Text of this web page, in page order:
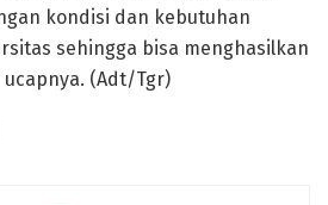
kondisi dan kebutuhan
sehingga bisa menghasilkan
ucapnya. (Adt/Tgr)